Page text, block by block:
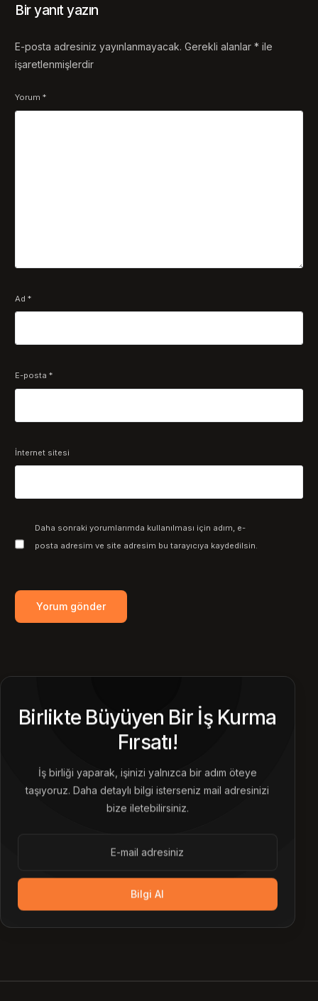
Bir yanıt yazın
E-posta adresiniz yayınlanmayacak. Gerekli alanlar* ile
işaretlenmişlerdir
Yorum*
Ad*
E-posta*
İnternet sitesi
Daha sonraki yorumlarımda kullanılması için adım, e-
posta adresim ve site adresim bu tarayıcıya kaydedilsin.
Birlikte Büyüyen Bir İş Kurma
Fırsatı!
İş birliği yaparak, işinizi yalnızca bir adım öteye
taşıyoruz. Daha detaylı bilgi isterseniz mail adresinizi
bize iletebilirsiniz.
Bilgi Al